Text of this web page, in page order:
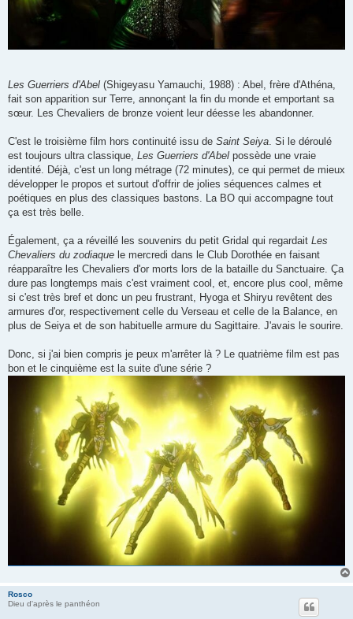
Les Guerriers d'Abel (Shigeyasu Yamauchi, 1988) : Abel, frère d'Athéna,
fait son apparition sur Terre, annonçant la fin du monde et emportant sa
sœur. Les Chevaliers de bronze voient leur déesse les abandonner.
C'est le troisième film hors continuité issu de Saint Seiya . Si le déroulé
est toujours ultra classique, Les Guerriers d'Abel possède une vraie
identité. Déjà, c'est un long métrage (72 minutes), ce qui permet de mieux
développer le propos et surtout d'offrir de jolies séquences calmes et
poétiques en plus des classiques bastons. La BO qui accompagne tout
ça est très belle.
Également, ça a réveillé les souvenirs du petit Gridal qui regardait Les
Chevaliers du zodiaque le mercredi dans le Club Dorothée en faisant
réapparaître les Chevaliers d'or morts lors de la bataille du Sanctuaire. Ça
dure pas longtemps mais c'est vraiment cool, et, encore plus cool, même
si c'est très bref et donc un peu frustrant, Hyoga et Shiryu revêtent des
armures d'or, respectivement celle du Verseau et celle de la Balance, en
plus de Seiya et de son habituelle armure du Sagittaire. J'avais le sourire.
Donc, si j'ai bien compris je peux m'arrêter là ? Le quatrième film est pas
bon et le cinquième est la suite d'une série ?
Rosco
Dieu d'après le panthéon